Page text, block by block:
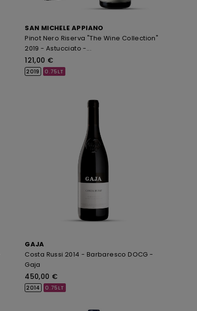
SAN MICHELE APPIANO
Pinot Nero Riserva "The Wine Collection"
2019 - Astucciato -...
121,00 €
2019 0.75LT
GAJA
Costa Russi 2014 - Barbaresco DOCG -
Gaja
450,00 €
2014 0.75LT